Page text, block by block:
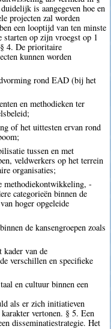
is aangegeven hoe en
projecten zal worden
een looptijd van ten minste
starten op zijn vroegst op 1
4. De prioritaire
kunnen worden
rond EAD (bij het
en methodieken ter
of het uittesten ervan rond
tussen en met
veldwerkers op het terrein
organisaties;
methodiekontwikkeling, -
categorieën binnen de
hoger opgeleide
de kansengroepen zoals
van de
verschillen en specifieke
en cultuur binnen een
als er zich initiatieven
vertonen. § 5. Een
disseminatiestrategie. Het